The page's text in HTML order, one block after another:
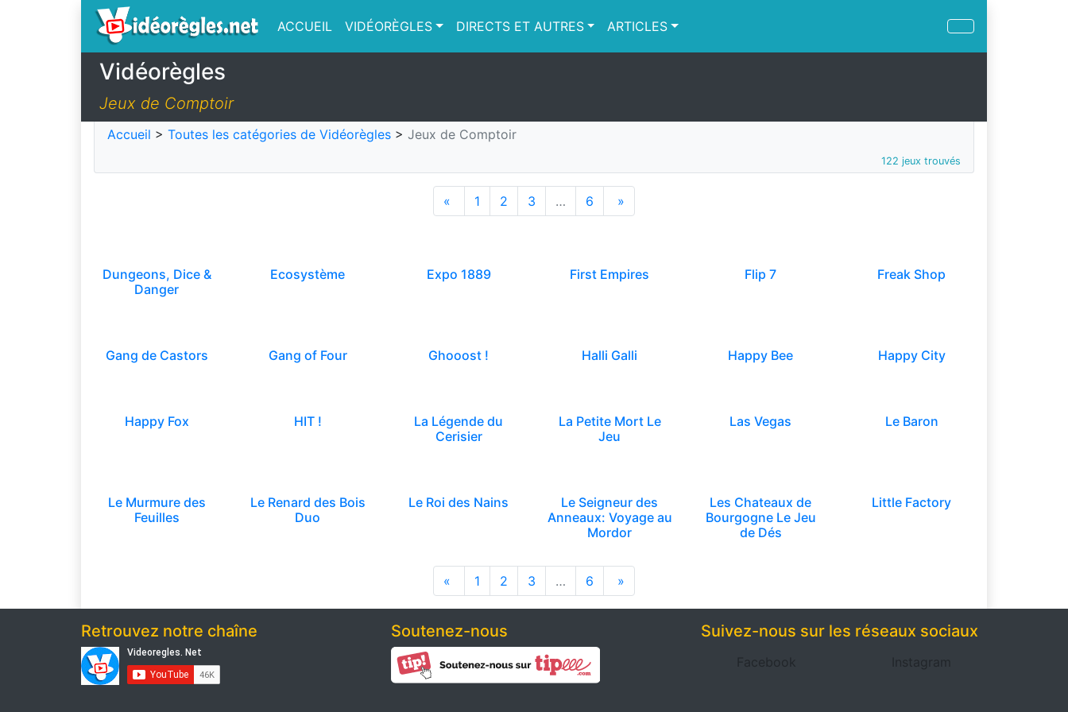
ACCUEIL VIDÉORÈGLES DIRECTS ET AUTRES ARTICLES
Vidéorègles
Jeux de Comptoir
Accueil > Toutes les catégories de Vidéorègles > Jeux de Comptoir
122 jeux trouvés
« 1 2 3 … 6 »
Dungeons, Dice &
Danger
Ecosystème Expo 1889 First Empires Flip 7 Freak Shop
Gang de Castors Gang of Four Ghooost ! Halli Galli Happy Bee Happy City
Happy Fox HIT !
La Légende du
Cerisier
La Petite Mort Le
Jeu
Las Vegas Le Baron
Le Murmure des
Feuilles
Le Renard des Bois
Duo
Le Roi des Nains
Le Seigneur des
Anneaux: Voyage au
Mordor
Les Chateaux de
Bourgogne Le Jeu
de Dés
Little Factory
« 1 2 3 … 6 »
Retrouvez notre chaîne Soutenez-nous Suivez-nous sur les réseaux sociaux
Facebook Instagram